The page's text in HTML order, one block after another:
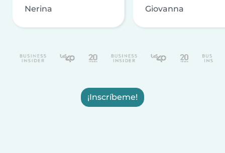
Nerina Giovanna
¡Inscríbeme!